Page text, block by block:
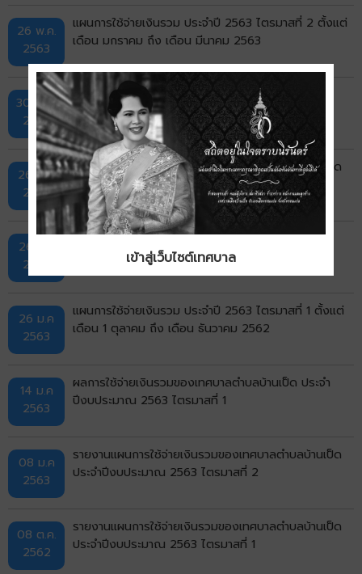
26 พ.ค.
2563
แผนการใช้จ่ายเงินรวม ประจำปี 2563 ไตรมาสที่ 2 ตั้งแต่
เดือน มกราคม ถึง เดือน มีนาคม 2563
30 เม.ย.
2563
ผลการใช้จ่ายเงินรวมของเทศบาลตำบลบ้านเป็ด ประจำ
ปีงบประมาณ 2563 ไตรมาสที่ 1-2
26 มี.ค.
2563
รายงานแผนการใช้จ่ายเงินรวมของเทศบาลตำบลบ้านเป็ด
ประจำปีงบประมาณ 2563 ไตรมาสที่ 3
26 ม.ค
2563
ผลการใช้จ่ายเงินรวมของเทศบาลตำบลบ้านเป็ด ประจำ
ปีงบประมาณ 2562
26 ม.ค
2563
แผนการใช้จ่ายเงินรวม ประจำปี 2563 ไตรมาสที่ 1 ตั้งแต่
เดือน 1 ตุลาคม ถึง เดือน ธันวาคม 2562
14 ม.ค
2563
ผลการใช้จ่ายเงินรวมของเทศบาลตำบลบ้านเป็ด ประจำ
ปีงบประมาณ 2563 ไตรมาสที่ 1
08 ม.ค
2563
รายงานแผนการใช้จ่ายเงินรวมของเทศบาลตำบลบ้านเป็ด
ประจำปีงบประมาณ 2563 ไตรมาสที่ 2
08 ต.ค.
2562
รายงานแผนการใช้จ่ายเงินรวมของเทศบาลตำบลบ้านเป็ด
ประจำปีงบประมาณ 2563 ไตรมาสที่ 1
เข้าสู่เว็บไซต์เทศบาล